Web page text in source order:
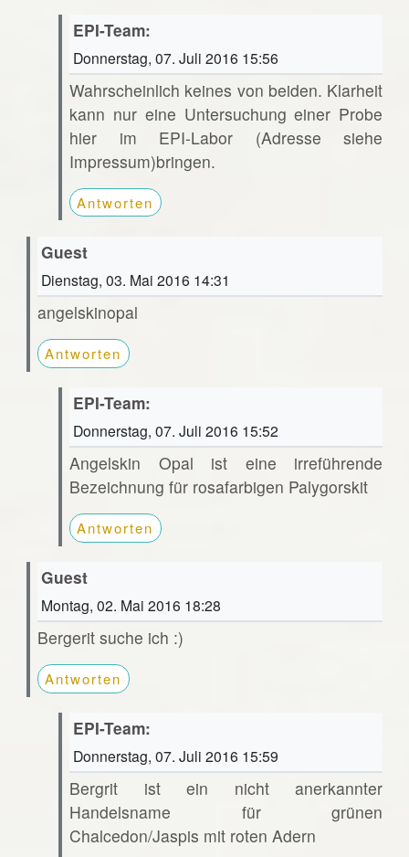
EPI-Team:
Donnerstag, 07. Juli 2016 15:56
Wahrscheinlich keines von beiden. Klarheit
kann nur eine Untersuchung einer Probe
hier im EPI-Labor (Adresse siehe
Impressum)bringen.
Antworten
Guest
Dienstag, 03. Mai 2016 14:31
angelskinopal
Antworten
EPI-Team:
Donnerstag, 07. Juli 2016 15:52
Angelskin Opal ist eine irreführende
Bezeichnung für rosafarbigen Palygorskit
Antworten
Guest
Montag, 02. Mai 2016 18:28
Bergerit suche ich :)
Antworten
EPI-Team:
Donnerstag, 07. Juli 2016 15:59
Bergrit ist ein nicht anerkannter
Handelsname für grünen
Chalcedon/Jaspis mit roten Adern